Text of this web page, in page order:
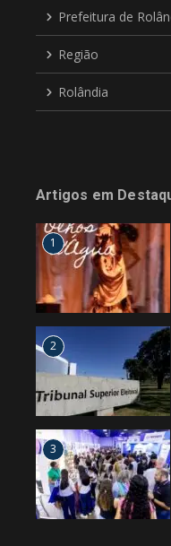
Prefeitura de
Região
Rolândia
Artigos em
1
2
3